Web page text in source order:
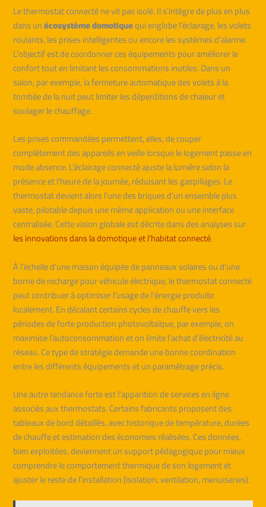
Le thermostat connecté ne vit pas isolé. Il s’intègre de plus en plus
dans unécosystème domotiquequi englobe l’éclairage, les volets
roulants, les prises intelligentes ou encore les systèmes d’alarme.
L’objectif est de coordonner ces équipements pour améliorer le
confort tout en limitant les consommations inutiles. Dans un
salon, par exemple, la fermeture automatique des volets à la
tombée de la nuit peut limiter les déperditions de chaleur et
soulager le chauffage.
Les prises commandées permettent, elles, de couper
complètement des appareils en veille lorsque le logement passe en
mode absence. L’éclairage connecté ajuste la lumière selon la
présence et l’heure de la journée, réduisant les gaspillages. Le
thermostat devient alors l’une des briques d’un ensemble plus
vaste, pilotable depuis une même application ou une interface
centralisée. Cette vision globale est décrite dans des analyses sur
les innovations dans la domotique et l’habitat connecté.
À l’échelle d’une maison équipée de panneaux solaires ou d’une
borne de recharge pour véhicule électrique, le thermostat connecté
peut contribuer à optimiser l’usage de l’énergie produite
localement. En décalant certains cycles de chauffe vers les
périodes de forte production photovoltaïque, par exemple, on
maximise l’autoconsommation et on limite l’achat d’électricité au
réseau. Ce type de stratégie demande une bonne coordination
entre les différents équipements et un paramétrage précis.
Une autre tendance forte est l’apparition de services en ligne
associés aux thermostats. Certains fabricants proposent des
tableaux de bord détaillés, avec historique de température, durées
de chauffe et estimation des économies réalisées. Ces données,
bien exploitées, deviennent un support pédagogique pour mieux
comprendre le comportement thermique de son logement et
ajuster le reste de l’installation (isolation, ventilation, menuiseries).